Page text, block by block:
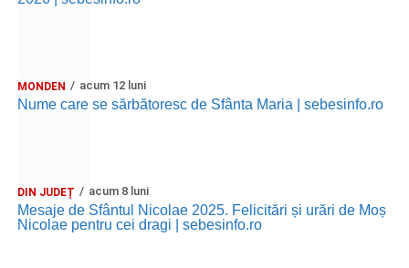
MONDEN acum 12 luni
Nume care se sărbătoresc de Sfânta Maria | sebesinfo.ro
DIN JUDEȚ acum 8 luni
Mesaje de Sfântul Nicolae 2025. Felicitări și urări de Moș
Nicolae pentru cei dragi | sebesinfo.ro